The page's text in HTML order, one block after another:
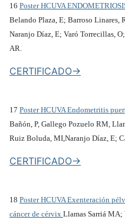
16 Poster HCUVA
Belando Plaza, E; Barroso
Naranjo Díaz, E; Varó Torrecillas,
AR.
CERTIFICADO->
17 Poster HCUVA Endometritis
Bañón, P, Gallego Pozuelo RM,
Ruiz Boluda, MI,Naranjo Díaz, E;
CERTIFICADO->
18 Poster HCUVA Exenteración
cáncer de cérvix Llamas Sarriá